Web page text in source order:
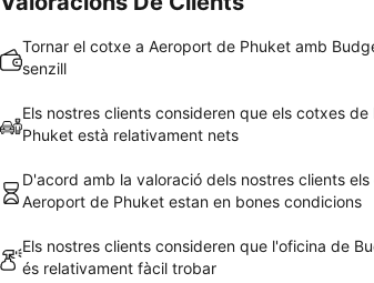
Tornar el cotxe a Aeroport de Phuket amb
senzill
Els nostres clients consideren que els cotxes
Phuket està relativament nets
D'acord amb la valoració dels nostres clients
Aeroport de Phuket estan en bones condicions
Els nostres clients consideren que l'oficina de
és relativament fàcil trobar